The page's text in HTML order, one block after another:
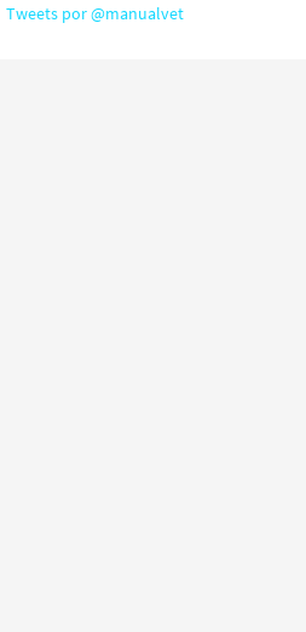
Tweets por @manualvet